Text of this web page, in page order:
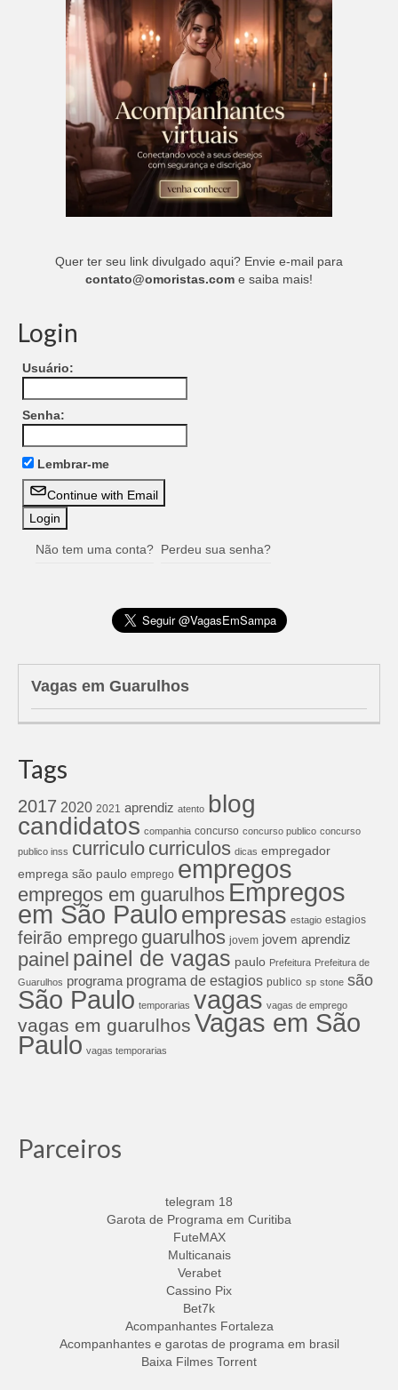
Quer ter seu link divulgado aqui? Envie e-mail para
contato@omoristas.com e saiba mais!
Login
Usuário:
Senha:
Lembrar-me
Continue with Email
Não tem uma conta? Perdeu sua senha?
Vagas em Guarulhos
Tags
2017 2020 2021 aprendiz atento blog
candidatos companhia concurso concurso publico concurso
publico inss curriculo curriculos dicas empregador
emprega são paulo emprego empregos
empregos em guarulhos Empregos
em São Pauloempresas estagio estagios
feirão emprego guarulhos jovem jovem aprendiz
painel painel de vagas paulo Prefeitura Prefeitura de
Guarulhos programa programa de estagios publico sp stone são
São Paulo temporarias vagas vagas de emprego
vagas em guarulhos Vagas em São
Paulo vagas temporarias
Parceiros
telegram 18
Garota de Programa em Curitiba
FuteMAX
Multicanais
Verabet
Cassino Pix
Bet7k
Acompanhantes Fortaleza
Acompanhantes e garotas de programa em brasil
Baixa Filmes Torrent